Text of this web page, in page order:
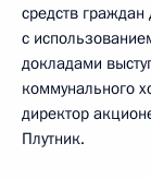
средств граждан
с
докладами
коммунального
директор
Плутник.